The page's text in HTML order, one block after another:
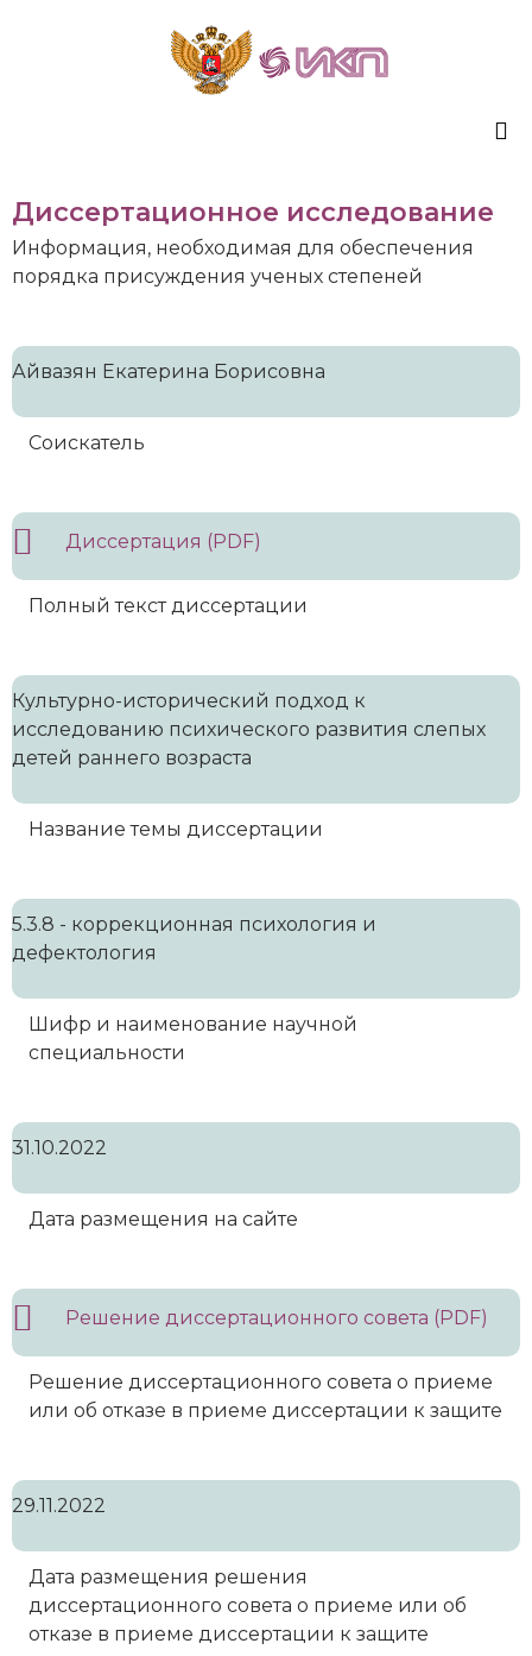
Диссертационное исследование
Информация, необходимая для обеспечения
порядка присуждения ученых степеней
Айвазян Екатерина Борисовна
Соискатель
Диссертация (PDF)
Полный текст диссертации
Культурно-исторический подход к
исследованию психического развития слепых
детей раннего возраста
Название темы диссертации
5.3.8 - коррекционная психология и
дефектология
Шифр и наименование научной
специальности
31.10.2022
Дата размещения на сайте
Решение диссертационного совета (PDF)
Решение диссертационного совета о приеме
или об отказе в приеме диссертации к защите
29.11.2022
Дата размещения решения
диссертационного совета о приеме или об
отказе в приеме диссертации к защите